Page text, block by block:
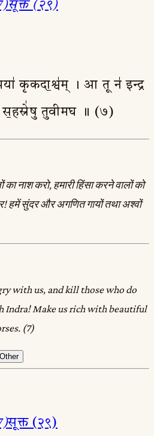
सूक्त (२९)
कृकदा॒श्व॑म् । आ तू न॑ इन्द्र
स॒हस्रे॑षु तुवीमघ ॥ (७)
नाश करो, हमारी हिंसा करने वालों को
हमें सुंदर और अगणित गायों तथा अश्वों
with us, and kill those who do
Indra! Make us rich with beautiful
(7)
Other
सूक्त (२९)